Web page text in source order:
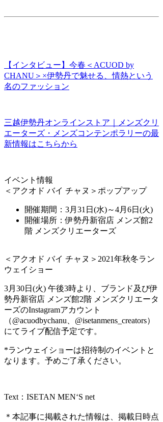
【インタビュー】今春＜ACUOD by
CHANU＞×伊勢丹で魅せる、情熱という
名のファッション
三越伊勢丹オンラインストア｜メンズクリ
エーターズ・メンズコンテンポラリーの最
新情報はこちらから
イベント情報
＜アクオド バイ チャヌ＞ポップアップ
開催期間：3月31日(水)～4月6日(火)
開催場所：伊勢丹新宿店 メンズ館2
階 メンズクリエーターズ
＜アクオド バイ チャヌ＞2021年秋冬ラン
ウェイショー
3月30日(火) 午後3時より、ブランド及び伊
勢丹新宿店 メンズ館2階 メンズクリエータ
ーズのInstagramアカウント
（@acuodbychanu、@isetanmens_creators）
にてライブ配信予定です。
*ランウェイショーは招待制のイベントと
なります。予めご了承ください。
Text：ISETAN MEN‘S net
＊本記事に掲載された情報は、掲載日時点